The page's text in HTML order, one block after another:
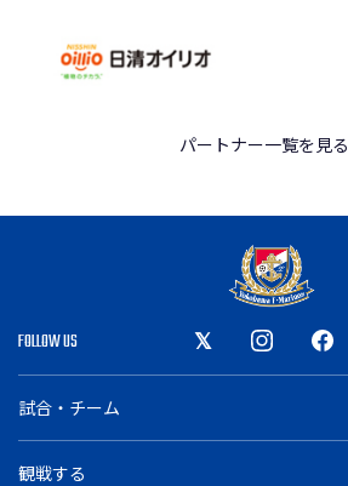
パートナー一覧を見る
FOLLOW US
試合・チーム
観戦する